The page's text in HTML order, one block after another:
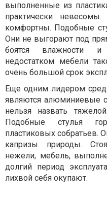
выполненные из
практически
комфортны. Подобные
Они не выгорают под
боятся влажности и
недостатком мебели
очень большой срок
Еще одним лидером
являются алюминиевые
нельзя назвать
Подобные стулья
пластиковых собратьев.
капризы природы.
нежели, мебель,
долгий период
лихвой себя окупают.